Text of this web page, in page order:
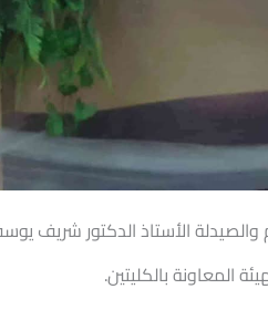
والصيدلة الأستاذ الدكتور شريف
المعاونة بالكليتين.